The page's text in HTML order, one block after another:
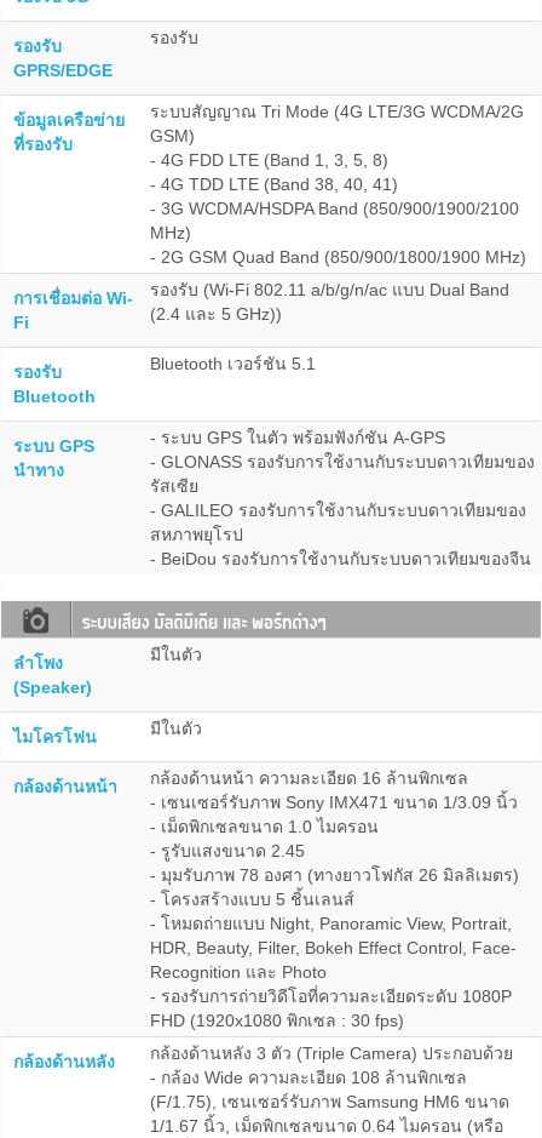
รองรับ
GPRS/EDGE
รองรับ
ข้อมูลเครือข่าย
ที่รองรับ
ระบบสัญญาณ Tri Mode (4G LTE/3G WCDMA/2G
GSM)
- 4G FDD LTE (Band 1, 3, 5, 8)
- 4G TDD LTE (Band 38, 40, 41)
- 3G WCDMA/HSDPA Band (850/900/1900/2100
MHz)
- 2G GSM Quad Band (850/900/1800/1900 MHz)
การเชื่อมต่อ Wi-
Fi
รองรับ (Wi-Fi 802.11 a/b/g/n/ac แบบ Dual Band
(2.4 และ 5 GHz))
รองรับ
Bluetooth
Bluetooth เวอร์ชัน 5.1
ระบบ GPS
นำทาง
- ระบบ GPS ในตัว พร้อมฟังก์ชัน A-GPS
- GLONASS รองรับการใช้งานกับระบบดาวเทียมของ
รัสเซีย
- GALILEO รองรับการใช้งานกับระบบดาวเทียมของ
สหภาพยุโรป
- BeiDou รองรับการใช้งานกับระบบดาวเทียมของจีน
ลำโพง
(Speaker)
มีในตัว
ไมโครโฟน มีในตัว
กล้องด้านหน้า
กล้องด้านหน้า ความละเอียด 16 ล้านพิกเซล
- เซนเซอร์รับภาพ Sony IMX471 ขนาด 1/3.09 นิ้ว
- เม็ดพิกเซลขนาด 1.0 ไมครอน
- รูรับแสงขนาด 2.45
- มุมรับภาพ 78 องศา (ทางยาวโฟกัส 26 มิลลิเมตร)
- โครงสร้างแบบ 5 ชิ้นเลนส์
- โหมดถ่ายแบบ Night, Panoramic View, Portrait,
HDR, Beauty, Filter, Bokeh Effect Control, Face-
Recognition และ Photo
- รองรับการถ่ายวิดีโอที่ความละเอียดระดับ 1080P
FHD (1920x1080 พิกเซล : 30 fps)
กล้องด้านหลัง
กล้องด้านหลัง 3 ตัว (Triple Camera) ประกอบด้วย
- กล้อง Wide ความละเอียด 108 ล้านพิกเซล
(F/1.75), เซนเซอร์รับภาพ Samsung HM6 ขนาด
1/1.67 นิ้ว, เม็ดพิกเซลขนาด 0.64 ไมครอน (หรือ